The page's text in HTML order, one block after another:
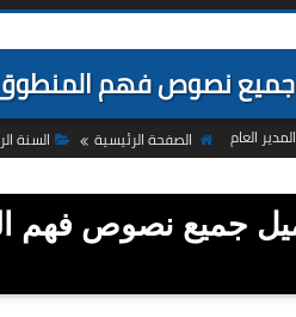
جميع نصوص فهم المنطوق للغة
المدير العام الصفحة الرئيسية السنة